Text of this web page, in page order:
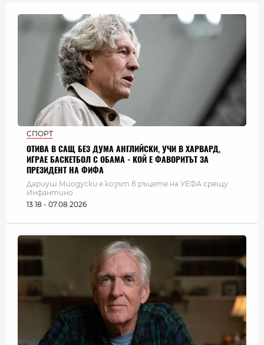
СПОРТ
ОТИВА В САЩ БЕЗ ДУМА АНГЛИЙСКИ, УЧИ В ХАРВАРД,
ИГРАЕ БАСКЕТБОЛ С ОБАМА - КОЙ Е ФАВОРИТЪТ ЗА
ПРЕЗИДЕНТ НА ФИФА
Дариуш Миодуски е козът в ръцете на УЕФА срещу
Инфантино
13:18 - 07.08.2026